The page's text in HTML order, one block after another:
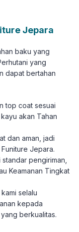
Jepara
baku yang
yang
dapat bertahan
top coat sesuai
akan Tahan
dan aman, jadi
Jepara.
pengiriman,
Keamanan Tingkat
selalu
kepada
berkualitas.